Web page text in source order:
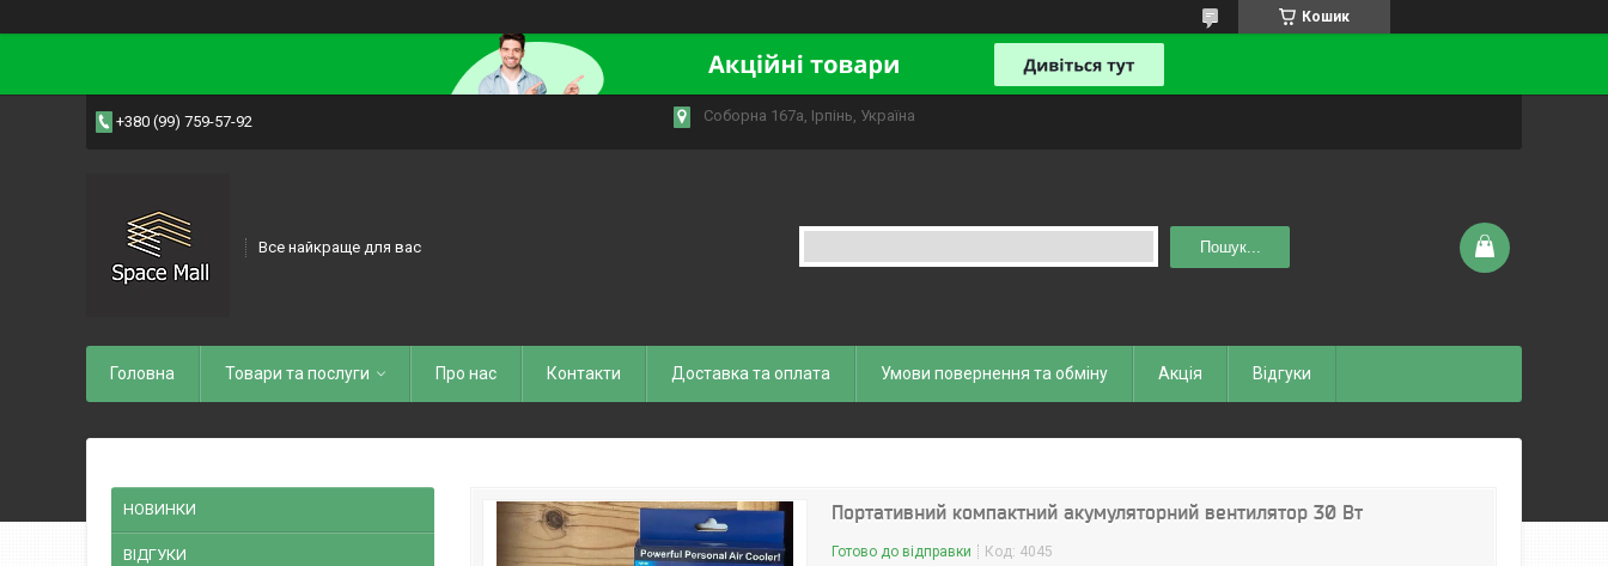
Кошик
+380 (99) 759-57-92 Соборна 167а, Ірпінь, Україна
Все найкраще для вас Пошук...
Головна Товари та послуги Про нас Контакти Доставка та оплата Умови повернення та обміну Акція Відгуки
Портативний компактний акумуляторний вентилятор 30 Вт
Готово до відправки Код: 4045
НОВИНКИ
ВІДГУКИ